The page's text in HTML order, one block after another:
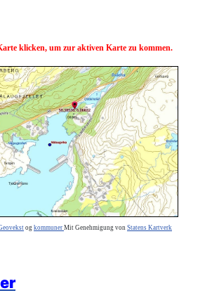
klicken, um zur aktiven Karte zu kommen.
og kommuner Mit Genehmigung von Statens Kartverk